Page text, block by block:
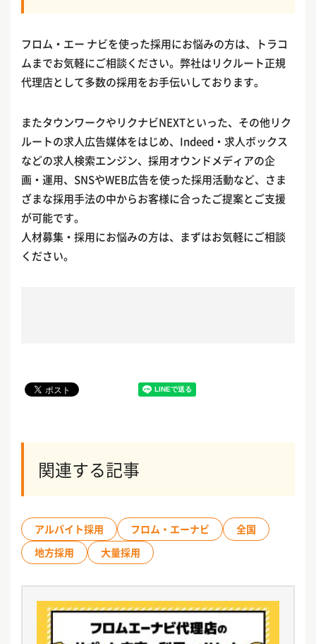
フロム・エー ナビを使った採用にお悩みの方は、トラコ
ムまでお気軽にご相談ください。弊社はリクルート正規
代理店として多数の採用をお手伝いしております。
またタウンワークやリクナビNEXTといった、その他リク
ルートの求人広告媒体をはじめ、Indeed・求人ボックス
などの求人検索エンジン、採用オウンドメディアの企
画・運用、SNSやWEB広告を使った採用活動など、さま
ざまな採用手法の中からお客様に合ったご提案とご支援
が可能です。
人材募集・採用にお悩みの方は、まずはお気軽にご相談
ください。
関連する記事
アルバイト採用 フロム・エーナビ
全国
地方採用
大量採用